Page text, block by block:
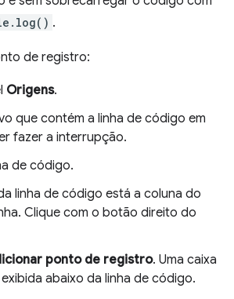
.
de registro:
Origens.
que contém a linha de código em
fazer a interrupção.
de código.
linha de código está a coluna do
Clique com o botão direito do
ponto de registro. Uma caixa
abaixo da linha de código.